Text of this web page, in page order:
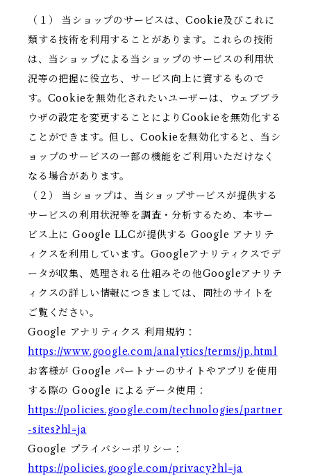
（１） 当ショップのサービスは、Cookie及びこれに
類する技術を利用することがあります。これらの技術
は、当ショップによる当ショップのサービスの利用状
況等の把握に役立ち、サービス向上に資するもので
す。Cookieを無効化されたいユーザーは、ウェブブラ
ウザの設定を変更することによりCookieを無効化する
ことができます。但し、Cookieを無効化すると、当シ
ョップのサービスの一部の機能をご利用いただけなく
なる場合があります。
（２） 当ショップは、当ショップサービスが提供する
サービスの利用状況等を調査・分析するため、本サー
ビス上に Google LLCが提供する Google アナリテ
ィクスを利用しています。Googleアナリティクスでデ
ータが収集、処理される仕組みその他Googleアナリテ
ィクスの詳しい情報につきましては、同社のサイトを
ご覧ください。
Google アナリティクス 利用規約：
https://www.google.com/analytics/terms/jp.html
お客様が Google パートナーのサイトやアプリを使用
する際の Google によるデータ使用：
https://policies.google.com/technologies/partner
-sites?hl=ja
Google プライバシーポリシー：
https://policies.google.com/privacy?hl=ja